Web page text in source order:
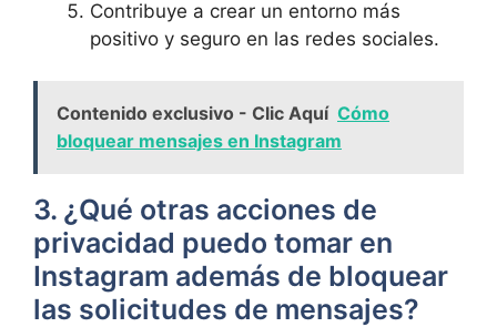
Contribuye a crear un entorno más
positivo⁤ y seguro ​en las redes sociales.
Contenido exclusivo - Clic Aquí Cómo
bloquear mensajes en Instagram
3. ¿Qué otras acciones de
privacidad puedo tomar en
Instagram además de bloquear
⁤las solicitudes de mensajes?